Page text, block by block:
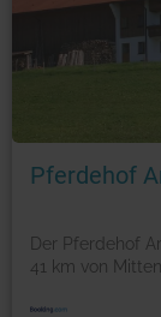
Pferdehof
Der Pferdehof
41 km von